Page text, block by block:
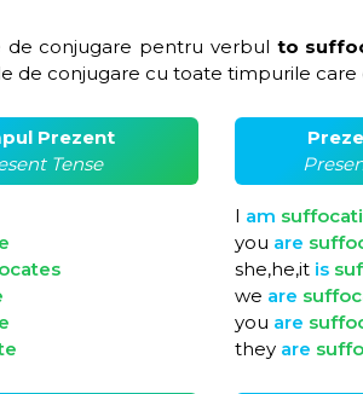
de conjugare pentru verbul to
de conjugare cu toate timpurile care
Prezent
Tense
I am
you are
she,he,it is
we are
you are
they are